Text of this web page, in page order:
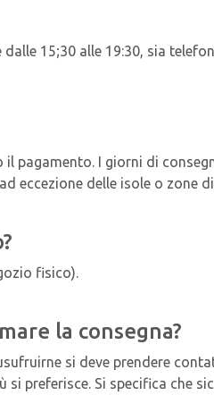
15;30 alle 19:30, sia
pagamento. I giorni di
eccezione delle isole o zone
fisico).
la consegna?
si deve prendere
preferisce. Si specifica che